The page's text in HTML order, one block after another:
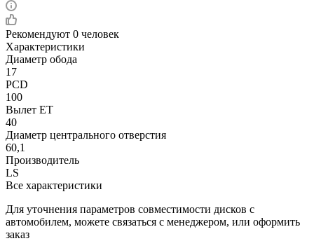
Рекомендуют 0 человек
Характеристики
Диаметр обода
17
PCD
100
Вылет ET
40
Диаметр центрального отверстия
60,1
Производитель
LS
Все характеристики
Для уточнения параметров совместимости дисков с
автомобилем, можете связаться с менеджером, или оформить
заказ